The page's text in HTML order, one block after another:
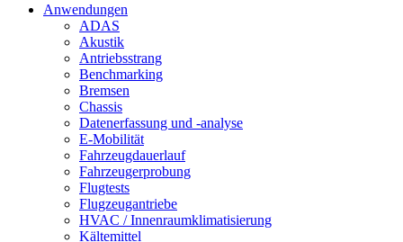
Anwendungen
ADAS
Akustik
Antriebsstrang
Benchmarking
Bremsen
Chassis
Datenerfassung und -analyse
E-Mobilität
Fahrzeugdauerlauf
Fahrzeugerprobung
Flugtests
Flugzeugantriebe
HVAC / Innenraumklimatisierung
Kältemittel